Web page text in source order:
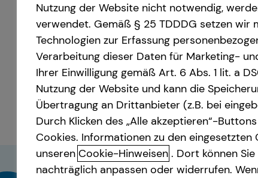
Johannes Huber|
in Bonn und Umgebung |
Nutzung der Website nicht notwendig,
verwendet. Gemäß § 25 TDDDG setzen wir
Technologien zur Erfassung
Verarbeitung dieser Daten für Marketing-
Ihrer Einwilligung gemäß Art. 6 Abs. 1 lit. a
Nutzung der Website und kann die
Übertragung an Drittanbieter (z.B. bei
Durch Klicken des „Alle akzeptieren“-
Cookies. Informationen zu den
unseren Cookie-Hinweisen . Dort können
nachträglich anpassen oder widerrufen.